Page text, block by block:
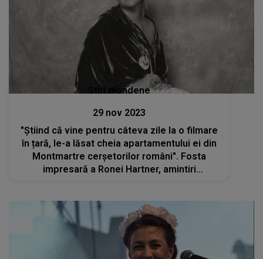
Stiri mondene
29 nov 2023
"Știind că vine pentru câteva zile la o filmare
în țară, le-a lăsat cheia apartamentului ei din
Montmartre cerșetorilor români". Fosta
impresară a Ronei Hartner, amintiri